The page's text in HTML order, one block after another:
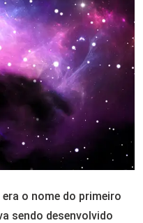
o nome do primeiro
sendo desenvolvido